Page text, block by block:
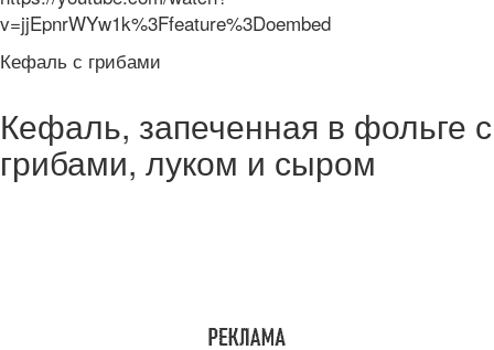
v=jjEpnrWYw1k%3Ffeature%3Doembed
Кефаль с грибами
Кефаль, запеченная в фольге с
грибами, луком и сыром